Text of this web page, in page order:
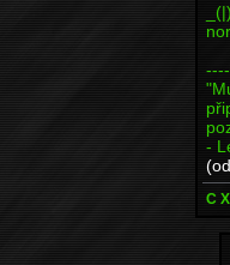
-
C X